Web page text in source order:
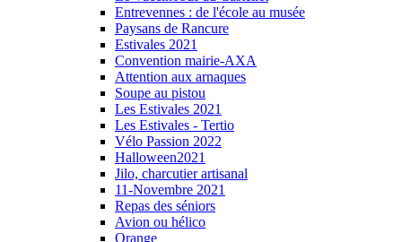
Entrevennes : de l'école au musée
Paysans de Rancure
Estivales 2021
Convention mairie-AXA
Attention aux arnaques
Soupe au pistou
Les Estivales 2021
Les Estivales - Tertio
Vélo Passion 2022
Halloween2021
Jilo, charcutier artisanal
11-Novembre 2021
Repas des séniors
Avion ou hélico
Orange